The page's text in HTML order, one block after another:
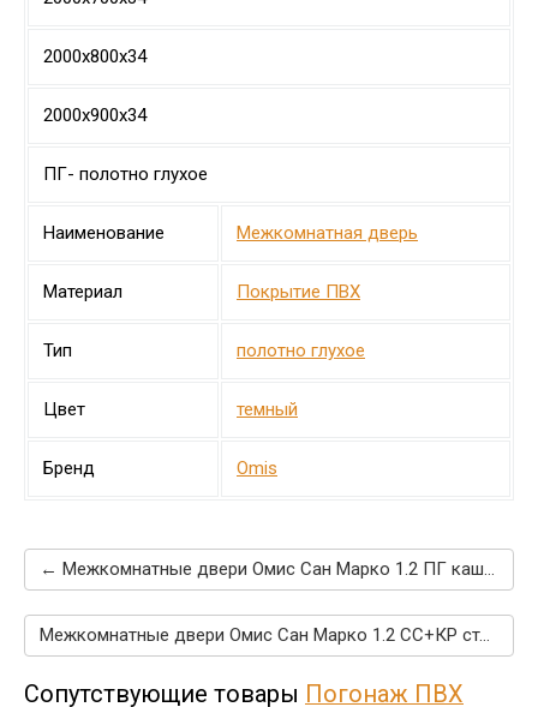
2000х800х34
2000х900х34
ПГ- полотно глухое
Наименование Межкомнатная дверь
Материал Покрытие ПВХ
Тип полотно глухое
Цвет темный
Бренд Omis
← Межкомнатные двери Омис Сан Марко 1.2 ПГ каштан
Межкомнатные двери Омис Сан Марко 1.2 СС+КР стекло бронза каштан →
Сопутствующие товары Погонаж ПВХ